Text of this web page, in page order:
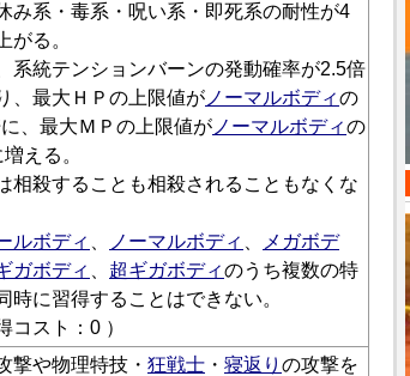
み系・毒系・呪い系・即死系の耐性が4
がる。
系統テンションバーンの発動確率が2.5倍
、最大ＨＰの上限値が ノーマルボディの
、最大ＭＰの上限値が ノーマルボディの
える。
相殺することも相殺されることもなくな
ルボディ
ノーマルボディ
メガボデ
ガボディ 超ギガボディのうち複数の特
時に習得することはできない。
コスト：0 ）
撃や物理特技・ 狂戦士 ・ 寝返り の攻撃を